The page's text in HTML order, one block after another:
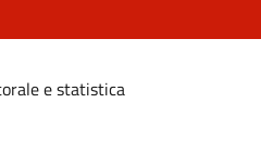
e statistica